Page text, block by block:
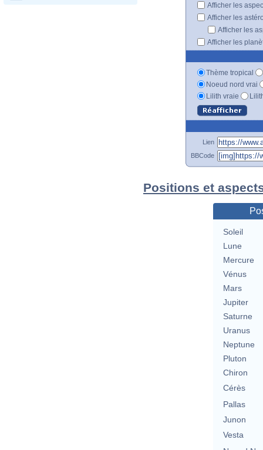
Afficher les
Afficher les
Afficher les
Afficher les
Thème tropical
Noeud nord vrai
Lilith vraie
Lien
BBCode
Positions et
Soleil
Lune
Mercure
Vénus
Mars
Jupiter
Saturne
Uranus
Neptune
Pluton
Chiron
Cérès
Pallas
Junon
Vesta